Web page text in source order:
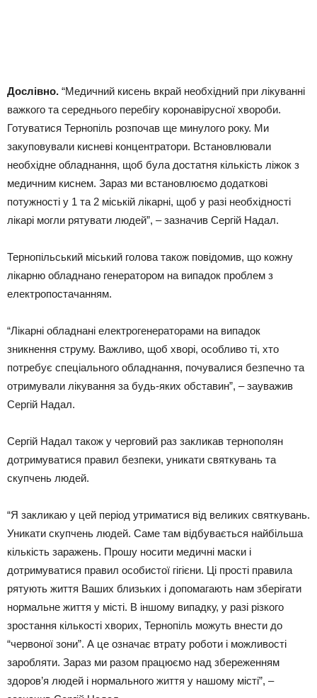
Дослівно. “Медичний кисень вкрай необхідний при лікуванні
важкого та середнього перебігу коронавірусної хвороби.
Готуватися Тернопіль розпочав ще минулого року. Ми
закуповували кисневі концентратори. Встановлювали
необхідне обладнання, щоб була достатня кількість ліжок з
медичним киснем. Зараз ми встановлюємо додаткові
потужності у 1 та 2 міській лікарні, щоб у разі необхідності
лікарі могли рятувати людей”, – зазначив Сергій Надал.
Тернопільський міський голова також повідомив, що кожну
лікарню обладнано генератором на випадок проблем з
електропостачанням.
“Лікарні обладнані електрогенераторами на випадок
зникнення струму. Важливо, щоб хворі, особливо ті, хто
потребує спеціального обладнання, почувалися безпечно та
отримували лікування за будь-яких обставин”, – зауважив
Сергій Надал.
Сергій Надал також у черговий раз закликав тернополян
дотримуватися правил безпеки, уникати святкувань та
скупчень людей.
“Я закликаю у цей період утриматися від великих святкувань.
Уникати скупчень людей. Саме там відбувається найбільша
кількість заражень. Прошу носити медичні маски і
дотримуватися правил особистої гігієни. Ці прості правила
рятують життя Ваших близьких і допомагають нам зберігати
нормальне життя у місті. В іншому випадку, у разі різкого
зростання кількості хворих, Тернопіль можуть внести до
“червоної зони”. А це означає втрату роботи і можливості
заробляти. Зараз ми разом працюємо над збереженням
здоров’я людей і нормального життя у нашому місті”, –